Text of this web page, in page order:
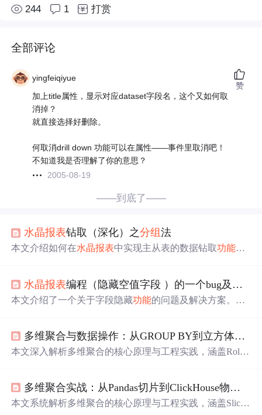
244 1 打赏
全部评论
yingfeiqiyue
加上title属性，显示对应dataset字段名，这个又如何取
消掉？
就直接选择好删除。
何取消drill down 功能可以在属性——事件里取消吧！
不知道我是否理解了你的意思？
2005-08-19
赞
——到底了——
水晶报表钻取（深化）之分组法
本文介绍如何在水晶报表中实现主从表的数据钻取功能。
式 设置等。
水晶报表编程（隐藏空值字段 ）的一个bug及处理方式
本文介绍了一个关于字段隐藏功能的问题及解决方案。原
了如何通过逐个检查条件来解决问题。
多维聚合与数据操作：从GROUP BY到立方体智能分析
本文深入解析多维聚合的核心原理与工程实践，涵盖Roll-u
异；详解星型与雪花模型选型、预聚合策略、维度坍缩规
避、行/列级安全控制，并延伸至自动化洞察、预测性聚合
多维聚合实战：从Pandas切片到ClickHouse物化视图
本文系统解析多维聚合的核心原理与工程实践，涵盖Slic